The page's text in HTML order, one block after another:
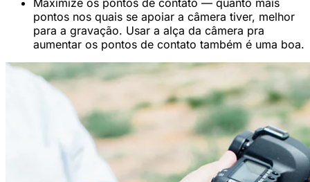
pontos nos quais se apoiar a câmera tiver, melhor
para a gravação. Usar a alça da câmera pra
aumentar os pontos de contato também é uma boa.